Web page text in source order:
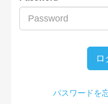
ロ
パスワードを